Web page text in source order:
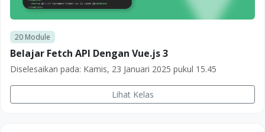
20Module
Belajar Fetch API Dengan Vue.js 3
Diselesaikan pada: Kamis, 23 Januari 2025 pukul 15.45
Lihat Kelas